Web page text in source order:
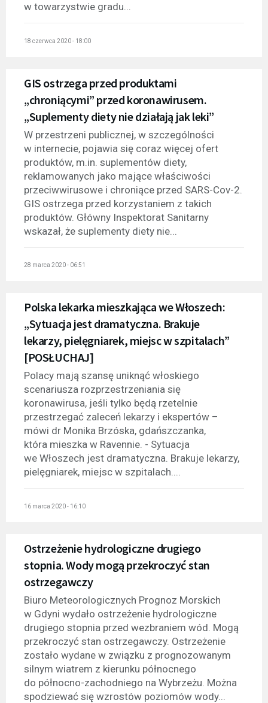
w towarzystwie gradu...
18 czerwca 2020 - 18:00
GIS ostrzega przed produktami
„chroniącymi” przed koronawirusem.
„Suplementy diety nie działają jak leki”
W przestrzeni publicznej, w szczególności
w internecie, pojawia się coraz więcej ofert
produktów, m.in. suplementów diety,
reklamowanych jako mające właściwości
przeciwwirusowe i chroniące przed SARS-Cov-2.
GIS ostrzega przed korzystaniem z takich
produktów. Główny Inspektorat Sanitarny
wskazał, że suplementy diety nie...
28 marca 2020 - 06:51
Polska lekarka mieszkająca we Włoszech:
„Sytuacja jest dramatyczna. Brakuje
lekarzy, pielęgniarek, miejsc w szpitalach”
[POSŁUCHAJ]
Polacy mają szansę uniknąć włoskiego
scenariusza rozprzestrzeniania się
koronawirusa, jeśli tylko będą rzetelnie
przestrzegać zaleceń lekarzy i ekspertów –
mówi dr Monika Brzóska, gdańszczanka,
która mieszka w Ravennie. - Sytuacja
we Włoszech jest dramatyczna. Brakuje lekarzy,
pielęgniarek, miejsc w szpitalach....
16 marca 2020 - 16:10
Ostrzeżenie hydrologiczne drugiego
stopnia. Wody mogą przekroczyć stan
ostrzegawczy
Biuro Meteorologicznych Prognoz Morskich
w Gdyni wydało ostrzeżenie hydrologiczne
drugiego stopnia przed wezbraniem wód. Mogą
przekroczyć stan ostrzegawczy. Ostrzeżenie
zostało wydane w związku z prognozowanym
silnym wiatrem z kierunku północnego
do północno-zachodniego na Wybrzeżu. Można
spodziewać się wzrostów poziomów wody...